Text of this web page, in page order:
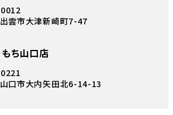
雲市大津新崎町7-47
ち山口店
口市大内矢田北6-14-13